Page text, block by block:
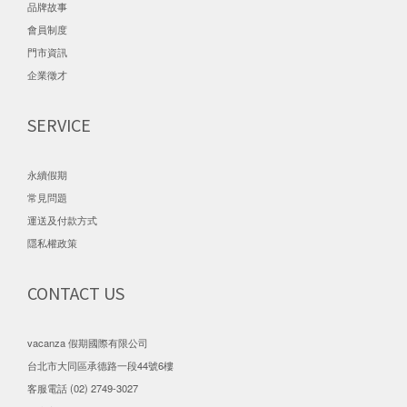
品牌故事
會員制度
門市資訊
企業徵才
SERVICE
永續假期
常見問題
運送及付款方式
隱私權政策
CONTACT US
vacanza 假期國際有限公司
台北市大同區承德路一段44號6樓
客服電話 (02) 2749-3027